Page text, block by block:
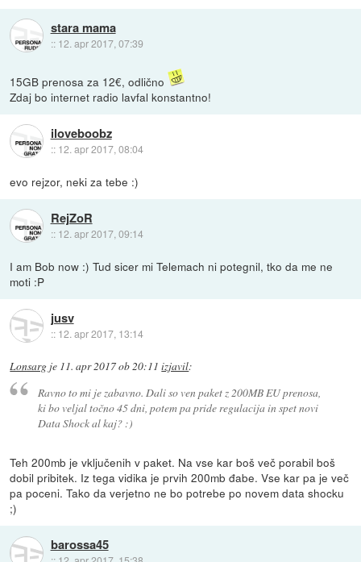
stara mama
:: 12. apr 2017, 07:39
15GB prenosa za 12€, odlično
Zdaj bo internet radio lavfal konstantno!
iloveboobz
:: 12. apr 2017, 08:04
evo rejzor, neki za tebe :)
RejZoR
:: 12. apr 2017, 09:14
I am Bob now :) Tud sicer mi Telemach ni potegnil, tko da me ne
moti :P
jusv
:: 12. apr 2017, 13:14
Lonsarg je 11. apr 2017 ob 20:11 izjavil:
Ravno to mi je zabavno. Dali so ven paket z 200MB EU prenosa,
ki bo veljal točno 45 dni, potem pa pride regulacija in spet novi
Data Shock al kaj? :)
Teh 200mb je vključenih v paket. Na vse kar boš več porabil boš
dobil pribitek. Iz tega vidika je prvih 200mb đabe. Vse kar pa je več
pa poceni. Tako da verjetno ne bo potrebe po novem data shocku
;)
barossa45